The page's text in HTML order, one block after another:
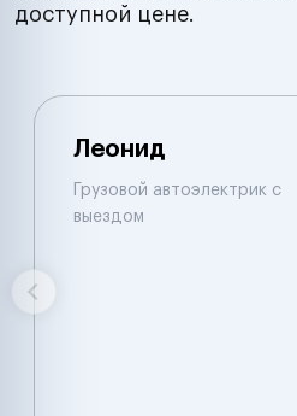
доступной цене.
Леонид
Грузовой автоэлектрик с
выездом